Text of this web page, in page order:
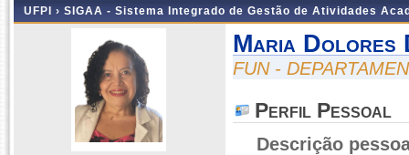
UFPI › SIGAA - Sistema Integrado de Gestão de Atividades
Maria Dolores
FUN -
Perfil Pessoal
Descrição